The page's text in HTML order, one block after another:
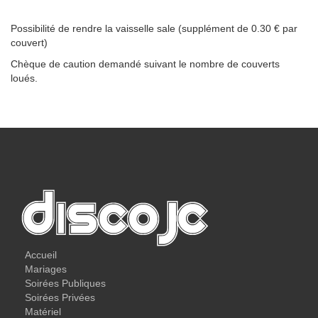
Possibilité de rendre la vaisselle sale (supplément de 0.30 € par
couvert)
Chèque de caution demandé suivant le nombre de couverts
loués.
Accueil
Mariages
Soirées Publiques
Soirées Privées
Matériel